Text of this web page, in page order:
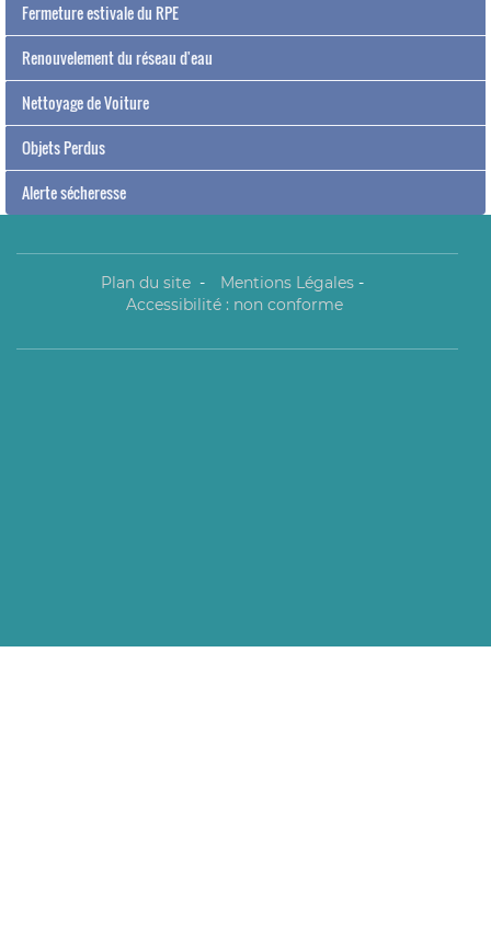
Fermeture estivale du RPE
Renouvelement du réseau d'eau
Nettoyage de Voiture
Objets Perdus
Alerte sécheresse
Plan du site - Mentions Légales -
Accessibilité : non conforme